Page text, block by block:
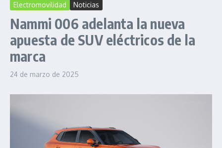
Electromovilidad Noticias
Nammi 006 adelanta la nueva
apuesta de SUV eléctricos de la
marca
24 de marzo de 2025